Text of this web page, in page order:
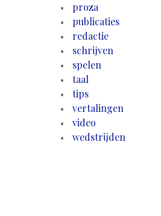
proza
publicaties
redactie
schrijven
spelen
taal
tips
vertalingen
video
wedstrijden